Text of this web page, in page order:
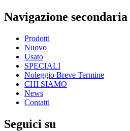
Navigazione secondaria
Prodotti
Nuovo
Usato
SPECIALI
Noleggio Breve Termine
CHI SIAMO
News
Contatti
Seguici su